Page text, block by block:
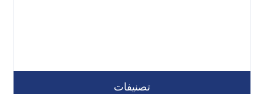
تصنيفات